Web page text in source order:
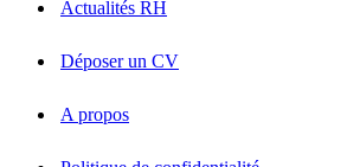
Actualités RH
Déposer un CV
A propos